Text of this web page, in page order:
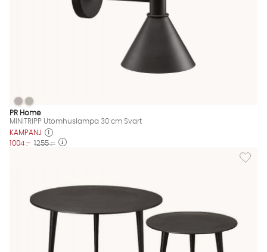
MINITRIPP Utomhuslampa 30 cm Svart Finns även i dessa
MINITRIPP Utomhuslampa 30 cm Svart
MINITRIPP Utomhuslampa 30 cm Svart
PR Home
MINITRIPP Utomhuslampa 30 cm Svart
KAMPANJ
1004 :- 1255 :-
Lägg